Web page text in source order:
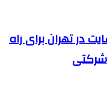
در تهران برای راه